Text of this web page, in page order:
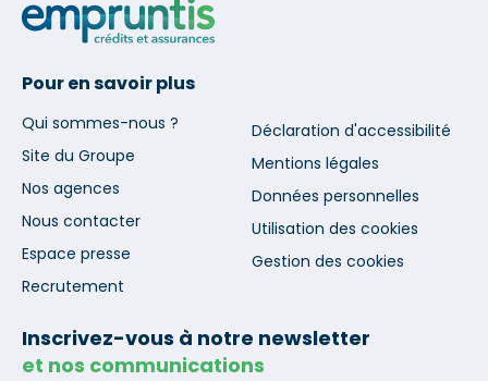
Pour en savoir plus
Qui sommes-nous ?
Site du Groupe
Nos agences
Nous contacter
Espace presse
Recrutement
Déclaration d'accessibilité
Mentions légales
Données personnelles
Utilisation des cookies
Gestion des cookies
Inscrivez-vous à notre newsletter
et nos communications